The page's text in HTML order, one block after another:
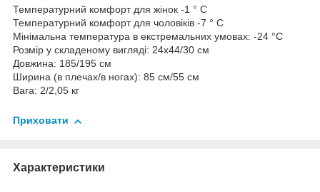
Температурний комфорт для жінок -1 ° C
Температурний комфорт для чоловіків -7 ° C
Мінімальна температура в екстремальних умовах: -24 °C
Розмір у складеному вигляді: 24x44/30 см
Довжина: 185/195 см
Ширина (в плечах/в ногах): 85 см/55 см
Вага: 2/2,05 кг
Приховати
Характеристики